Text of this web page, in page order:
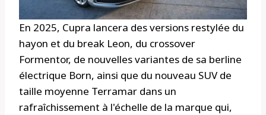
En 2025, Cupra lancera des versions restylée du
hayon et du break Leon, du crossover
Formentor, de nouvelles variantes de sa berline
électrique Born, ainsi que du nouveau SUV de
taille moyenne Terramar dans un
rafraîchissement à l'échelle de la marque qui,